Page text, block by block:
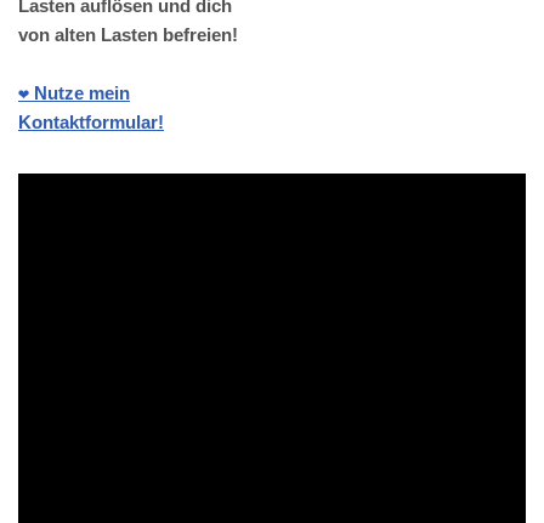
Lasten auflösen und dich
von alten Lasten befreien!
❤️ Nutze mein
Kontaktformular!